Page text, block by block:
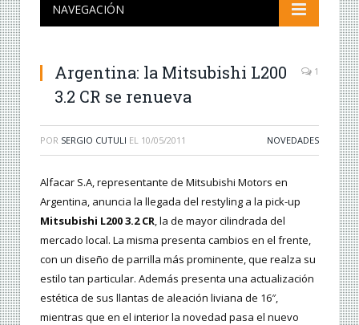
NAVEGACIÓN
Argentina: la Mitsubishi L200
3.2 CR se renueva
1
POR SERGIO CUTULI EL 10/05/2011 NOVEDADES
Alfacar S.A, representante de Mitsubishi Motors en
Argentina, anuncia la llegada del restyling a la pick-up
Mitsubishi L200 3.2 CR, la de mayor cilindrada del
mercado local. La misma presenta cambios en el frente,
con un diseño de parrilla más prominente, que realza su
estilo tan particular. Además presenta una actualización
estética de sus llantas de aleación liviana de 16″,
mientras que en el interior la novedad pasa el nuevo